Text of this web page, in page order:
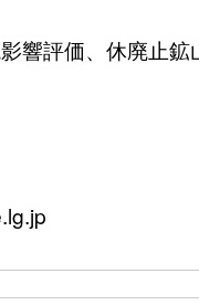
評価、休廃止鉱山